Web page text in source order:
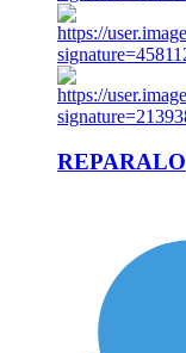
REPARALO